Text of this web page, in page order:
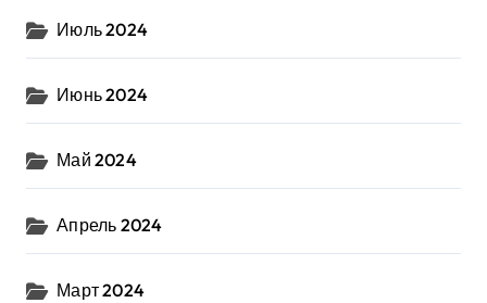
Июль 2024
Июнь 2024
Май 2024
Апрель 2024
Март 2024